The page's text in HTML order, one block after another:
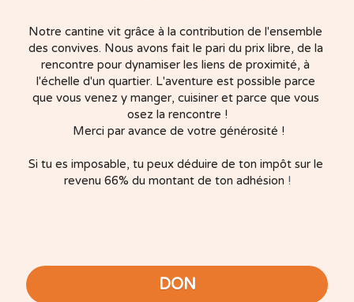
Notre cantine vit grâce à la contribution de l'ensemble
des convives. Nous avons fait le pari du prix libre, de la
rencontre pour dynamiser les liens de proximité, à
l'échelle d'un quartier. L'aventure est possible parce
que vous venez y manger, cuisiner et parce que vous
osez la rencontre !
Merci par avance de votre générosité !
Si tu es imposable, tu peux déduire de ton impôt sur le
revenu 66% du montant de ton adhésion !
DON